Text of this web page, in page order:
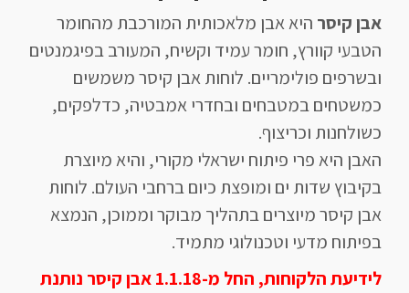
אבן קיסר היא אבן מלאכותית המורכבת מהחומר
הטבעי קוורץ, חומר עמיד וקשיח, המעורב בפיגמנטים
ובשרפים פולימריים. לוחות אבן קיסר משמשים
כמשטחים במטבחים ובחדרי אמבטיה, כדלפקים,
כשולחנות וכריצוף.
האבן היא פרי פיתוח ישראלי מקורי, והיא מיוצרת
בקיבוץ שדות ים ומופצת כיום ברחבי העולם. לוחות
אבן קיסר מיוצרים בתהליך מבוקר וממוכן, הנמצא
בפיתוח מדעי וטכנולוגי מתמיד.
לידיעת הלקוחות, החל מ-1.1.18 אבן קיסר נותנת